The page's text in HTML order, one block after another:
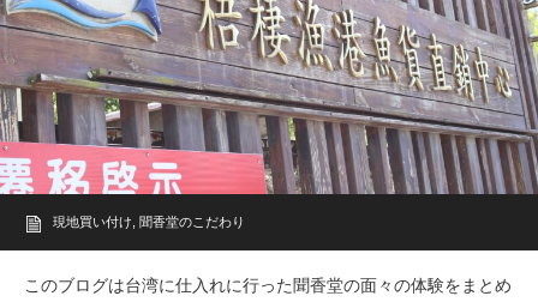
現地買い付け, 聞香堂のこだわり
このブログは台湾に仕入れに行った聞香堂の面々の体験をまとめ